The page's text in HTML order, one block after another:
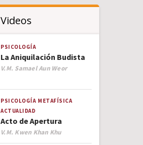
Videos
PSICOLOGÍA
La Aniquilación Budista
Author
V.M. Samael Aun Weor
PSICOLOGÍA METAFÍSICA
ACTUALIDAD
Acto de Apertura
Author
V.M. Kwen Khan Khu